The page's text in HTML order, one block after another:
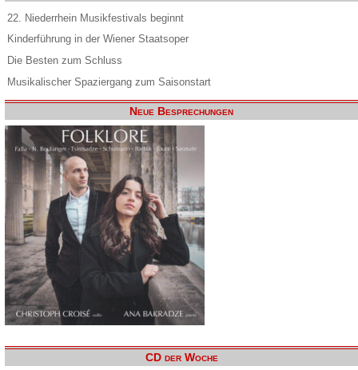
22. Niederrhein Musikfestivals beginnt
Kinderführung in der Wiener Staatsoper
Die Besten zum Schluss
Musikalischer Spaziergang zum Saisonstart
Neue Besprechungen
CD der Woche